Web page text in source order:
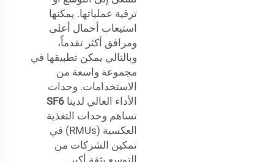
ترقية عملياتها. يمكنها
استيعاب أحمال أعلى
ومرافق أكثر تقدماً،
وبالتالي يمكن تطبيقها في
مجموعة واسعة من
الاستخدامات. وحدات
الأداء العالي لدينا SF6
تساهم وحدات التغذية
العكسية (RMUs) في
تمكين الشركات من
التوسع بثقة أكبر.